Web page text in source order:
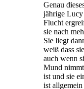
Genau
jährige
Flucht
sie nach
Sie liegt
weiß dass
auch wenn
Mund nimmt
ist und sie
ist